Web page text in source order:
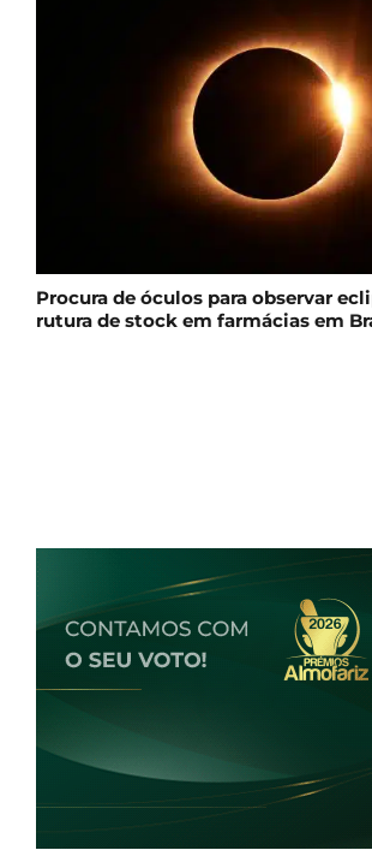
Procura de óculos para observar
rutura de stock em farmácias em